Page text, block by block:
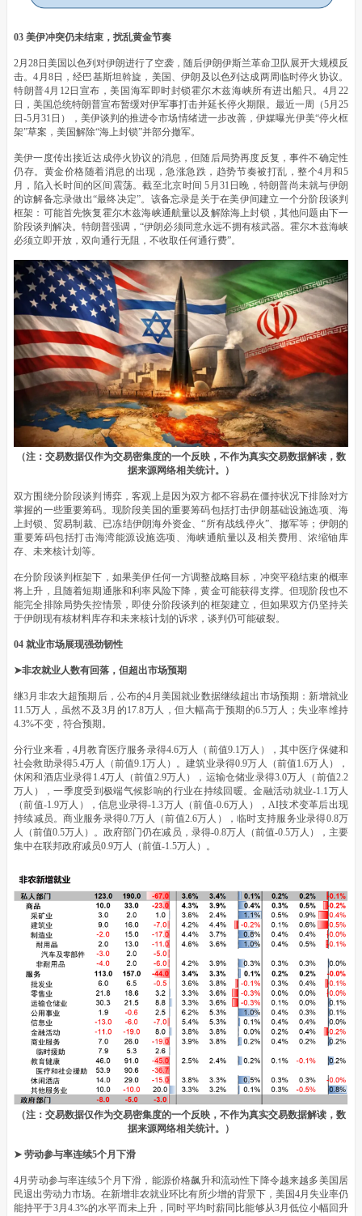
03 美伊冲突仍未结束，扰乱黄金节奏
2月28日美国以色列对伊朗进行了空袭，随后伊朗伊斯兰革命卫队展开大规模反
击。4月8日，经巴基斯坦斡旋，美国、伊朗及以色列达成两周临时停火协议。
特朗普4月12日宣布，美国海军即时封锁霍尔木兹海峡所有进出船只。4月22
日，美国总统特朗普宣布暂缓对伊军事打击并延长停火期限。最近一周（5月25
日-5月31日），美伊谈判的推进令市场情绪进一步改善，伊媒曝光伊美“停火框
架”草案，美国解除“海上封锁”并部分撤军。
美伊一度传出接近达成停火协议的消息，但随后局势再度反复，事件不确定性
仍存。黄金价格随着消息的出现，急涨急跌，趋势节奏被打乱，整个4月和5
月，陷入长时间的区间震荡。截至北京时间 5月31日晚，特朗普尚未就与伊朗
的谅解备忘录做出“最终决定”。该备忘录是关于在美伊间建立一个分阶段谈判
框架：可能首先恢复霍尔木兹海峡通航量以及解除海上封锁，其他问题由下一
阶段谈判解决。特朗普强调，“伊朗必须同意永远不拥有核武器。霍尔木兹海峡
必须立即开放，双向通行无阻，不收取任何通行费”。
（注：交易数据仅作为交易密集度的一个反映，不作为真实交易数据解读，数
据来源网络相关统计。）
双方围绕分阶段谈判博弈，客观上是因为双方都不容易在僵持状况下排除对方
掌握的一些重要筹码。现阶段美国的重要筹码包括打击伊朗基础设施选项、海
上封锁、贸易制裁、已冻结伊朗海外资金、“所有战线停火”、撤军等；伊朗的
重要筹码包括打击海湾能源设施选项、海峡通航量以及相关费用、浓缩铀库
存、未来核计划等。
在分阶段谈判框架下，如果美伊任何一方调整战略目标，冲突平稳结束的概率
将上升，且随着短期通胀和利率风险下降，黄金可能获得支撑。但现阶段也不
能完全排除局势失控情景，即使分阶段谈判的框架建立，但如果双方仍坚持关
于伊朗现有核材料库存和未来核计划的诉求，谈判仍可能破裂。
04 就业市场展现强劲韧性
➤非农就业人数有回落，但超出市场预期
继3月非农大超预期后，公布的4月美国就业数据继续超出市场预期：新增就业
11.5万人，虽然不及3月的17.8万人，但大幅高于预期的6.5万人；失业率维持
4.3%不变，符合预期。
分行业来看，4月教育医疗服务录得4.6万人（前值9.1万人），其中医疗保健和
社会救助录得5.4万人（前值9.1万人）。建筑业录得0.9万人（前值1.6万人），
休闲和酒店业录得1.4万人（前值2.9万人），运输仓储业录得3.0万人（前值2.2
万人），一季度受到极端气候影响的行业在持续回暖。金融活动就业-1.1万人
（前值-1.9万人），信息业录得-1.3万人（前值-0.6万人），AI技术变革后出现
持续减员。商业服务录得0.7万人（前值2.6万人），临时支持服务业录得0.8万
人（前值0.5万人）。政府部门仍在减员，录得-0.8万人（前值-0.5万人），主要
集中在联邦政府减员0.9万人（前值-1.5万人）。
（注：交易数据仅作为交易密集度的一个反映，不作为真实交易数据解读，数
据来源网络相关统计。）
➤ 劳动参与率连续5个月下滑
4月劳动参与率连续5个月下滑，能源价格飙升和流动性下降令越来越多美国居
民退出劳动力市场。在新增非农就业环比有所少增的背景下，美国4月失业率仍
能持平于3月4.3%的水平而未上升，同时平均时薪同比能够从3月低位小幅回升